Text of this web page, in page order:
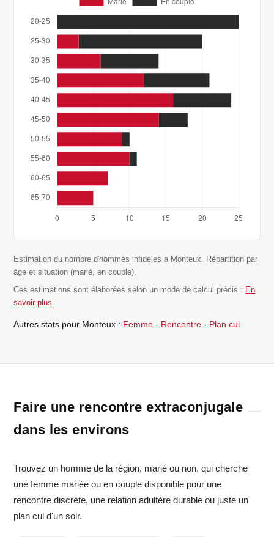
Estimation du nombre d'hommes infidèles à Monteux. Répartition par
âge et situation (marié, en couple).
Ces estimations sont élaborées selon un mode de calcul précis : En
savoir plus
Autres stats pour Monteux : Femme - Rencontre - Plan cul
Faire une rencontre extraconjugale
dans les environs
Trouvez un homme de la région, marié ou non, qui cherche
une femme mariée ou en couple disponible pour une
rencontre discrète, une relation adultère durable ou juste un
plan cul d'un soir.